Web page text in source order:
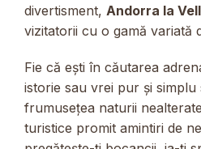
divertisment, Andorra la
vizitatorii cu o gamă variată
Fie că ești în căutarea
istorie sau vrei pur și simplu
frumusețea naturii
turistice promit amintiri de